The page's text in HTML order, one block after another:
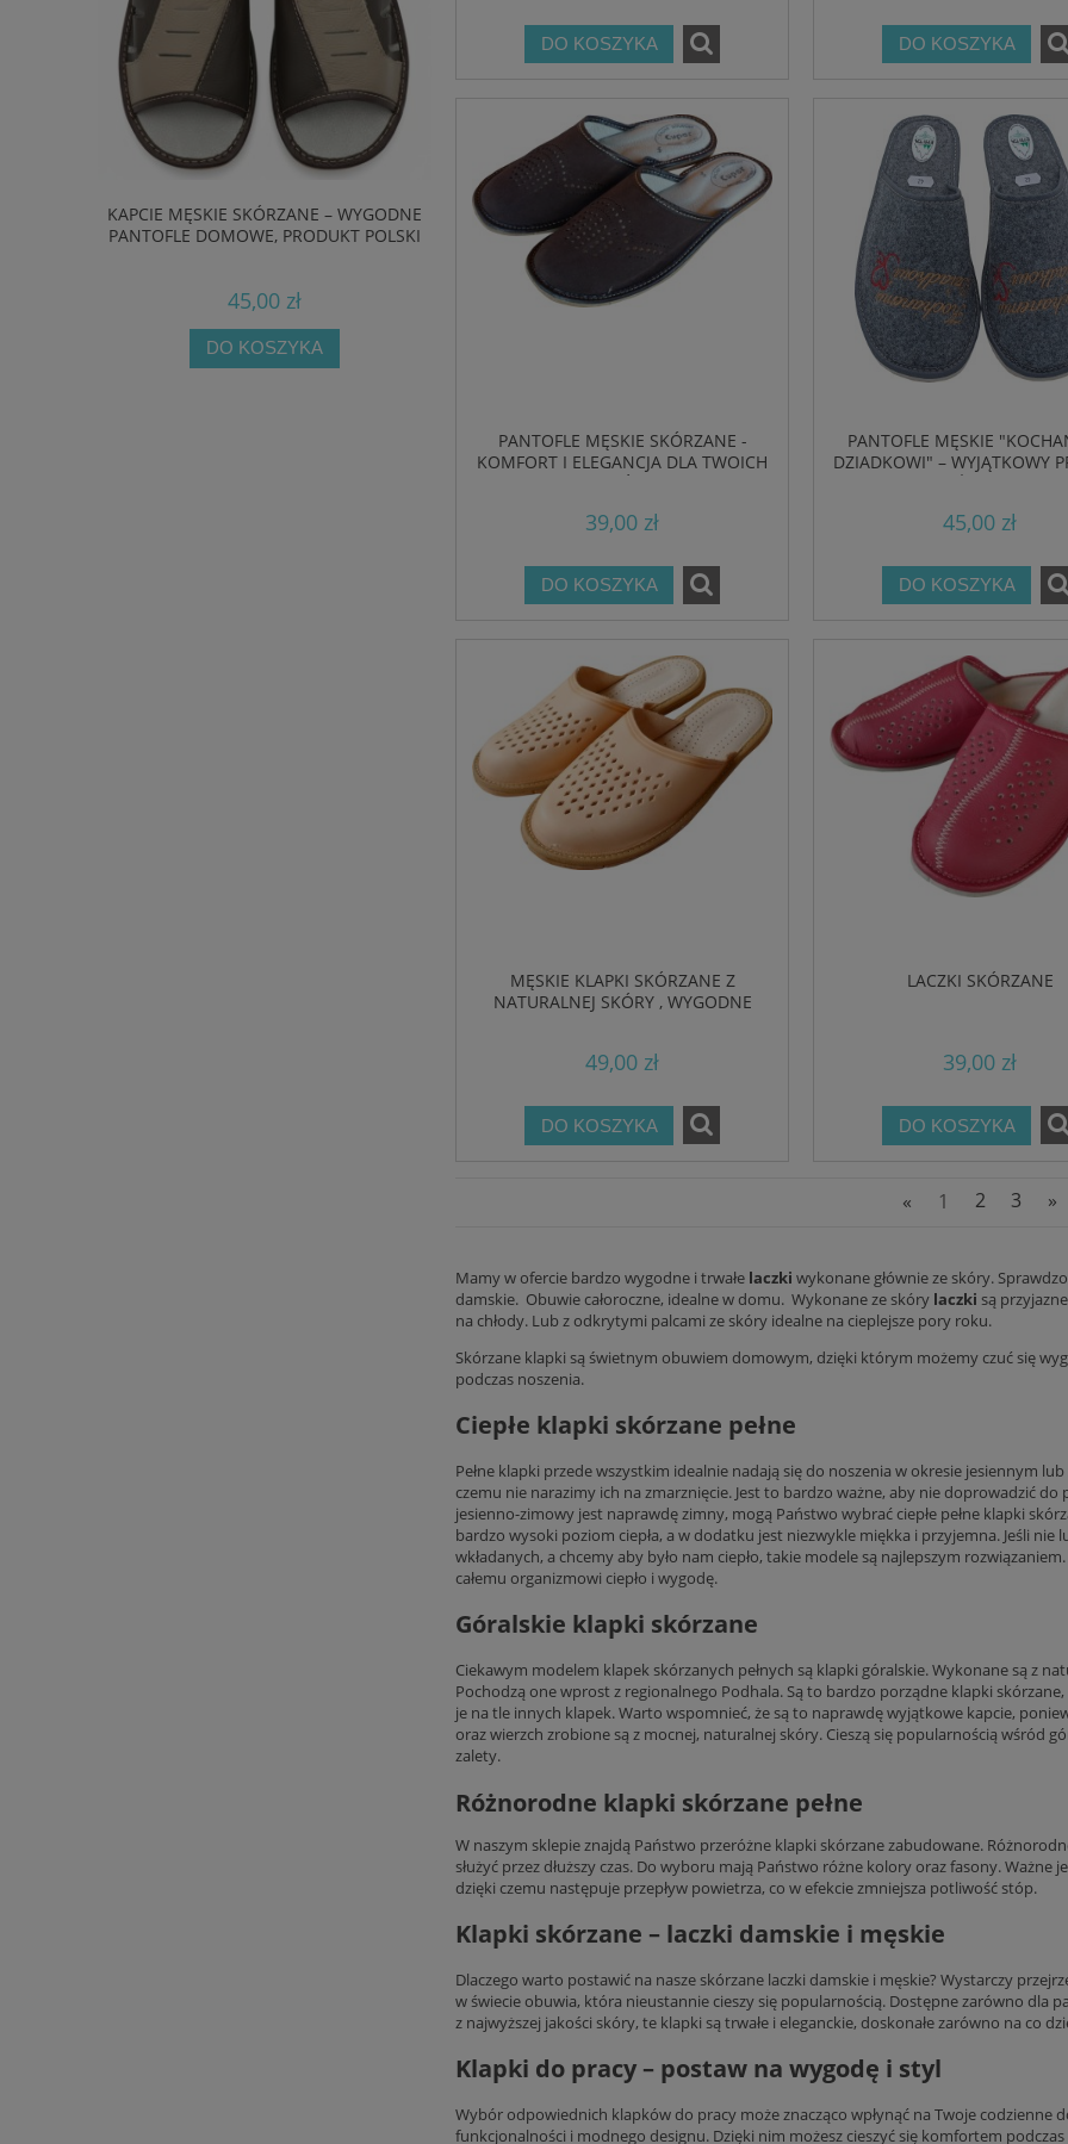
KAPCIE MĘSKIE SKÓRZANE – WYGODNE
PANTOFLE DOMOWE, PRODUKT POLSKI
45,00 zł
DO KOSZYKA
KAPCIE SKÓRZANE MĘSKIE GRANATOWE
– POLSKIE PANTOFLE DOMOWE
49,99 zł
BIOKEN KLAPKI SKÓRZANE
FUSBET WYGODNE DUSTIQUE
169,00 zł
DO KOSZYKA
DO KOSZYKA DO KOSZYKA
PANTOFLE MĘSKIE SKÓRZANE -
KOMFORT I ELEGANCJA DLA TWOICH
STÓP
39,00 zł
DO KOSZYKA
PANTOFLE MĘSKIE
DZIADKOWI" – WYJĄTKOWY
NA KAŻDĄ OKAZJĘ
45,00 zł
DO KOSZYKA
MĘSKIE KLAPKI SKÓRZANE Z
NATURALNEJ SKÓRY , WYGODNE
49,00 zł
DO KOSZYKA
LACZKI SKÓRZANE
39,00 zł
DO KOSZYKA
« 1 2 3 »
Mamy w ofercie bardzo wygodne i trwałe laczki wykonane głównie ze skóry.
damskie. Obuwie całoroczne, idealne w domu. Wykonane ze skóry laczki są
na chłody. Lub z odkrytymi palcami ze skóry idealne na cieplejsze pory roku.
Skórzane klapki są świetnym obuwiem domowym, dzięki którym możemy czuć się
podczas noszenia.
Ciepłe klapki skórzane pełne
Pełne klapki przede wszystkim idealnie nadają się do noszenia w okresie jesiennym
czemu nie narazimy ich na zmarznięcie. Jest to bardzo ważne, aby nie doprowadzić
jesienno-zimowy jest naprawdę zimny, mogą Państwo wybrać ciepłe pełne klapki
bardzo wysoki poziom ciepła, a w dodatku jest niezwykle miękka i przyjemna. Jeśli
wkładanych, a chcemy aby było nam ciepło, takie modele są najlepszym
całemu organizmowi ciepło i wygodę.
Góralskie klapki skórzane
Ciekawym modelem klapek skórzanych pełnych są klapki góralskie. Wykonane są z
Pochodzą one wprost z regionalnego Podhala. Są to bardzo porządne klapki
je na tle innych klapek. Warto wspomnieć, że są to naprawdę wyjątkowe kapcie,
oraz wierzch zrobione są z mocnej, naturalnej skóry. Cieszą się popularnością wśród
zalety.
Różnorodne klapki skórzane pełne
W naszym sklepie znajdą Państwo przeróżne klapki skórzane zabudowane.
służyć przez dłuższy czas. Do wyboru mają Państwo różne kolory oraz fasony. Ważne
dzięki czemu następuje przepływ powietrza, co w efekcie zmniejsza potliwość stóp.
Klapki skórzane – laczki damskie i męskie
Dlaczego warto postawić na nasze skórzane laczki damskie i męskie? Wystarczy
w świecie obuwia, która nieustannie cieszy się popularnością. Dostępne zarówno dla
z najwyższej jakości skóry, te klapki są trwałe i eleganckie, doskonałe zarówno na co
Klapki do pracy – postaw na wygodę i styl
Wybór odpowiednich klapków do pracy może znacząco wpłynąć na Twoje codzienne
funkcjonalności i modnego designu. Dzięki nim możesz cieszyć się komfortem